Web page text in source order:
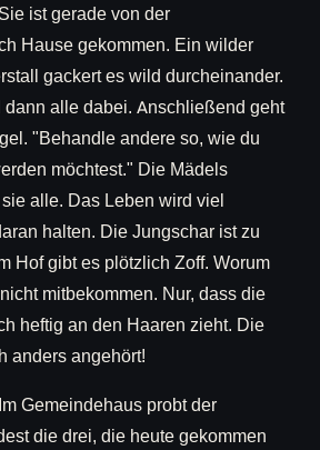
ist gerade von der
Hause gekommen. Ein wilder
gackert es wild durcheinander.
alle dabei. Anschließend geht
"Behandle andere so, wie du
möchtest." Die Mädels
alle. Das Leben wird viel
halten. Die Jungschar ist zu
Hof gibt es plötzlich Zoff. Worum
mitbekommen. Nur, dass die
heftig an den Haaren zieht. Die
anders angehört!
Gemeindehaus probt der
die drei, die heute gekommen